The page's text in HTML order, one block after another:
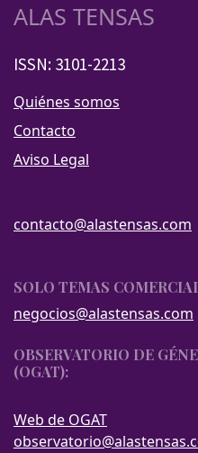
ALAS TENSAS
ISSN: 3101-2213
Quiénes somos
Contacto
Aviso Legal
contacto@alastensas.com
SOLO TEMAS
negocios@alastensas.com
OBSERVATORIO DE
(OGAT):
Web de OGAT